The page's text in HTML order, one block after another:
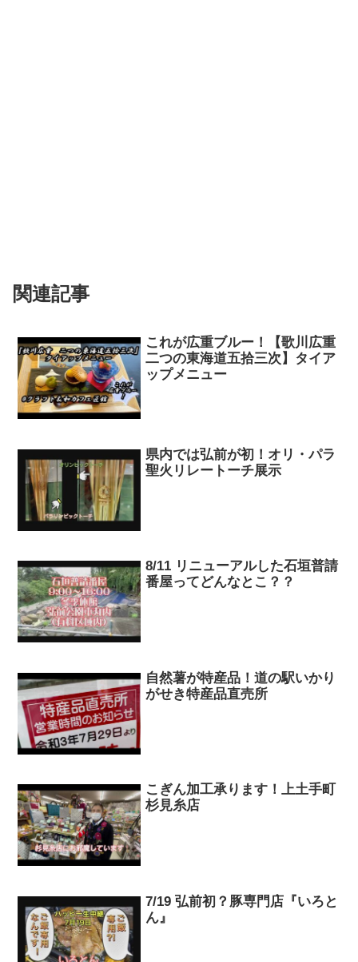
関連記事
これが広重ブルー！【歌川広重
二つの東海道五拾三次】タイア
ップメニュー
県内では弘前が初！オリ・パラ
聖火リレートーチ展示
8/11 リニューアルした石垣普請
番屋ってどんなとこ？？
自然薯が特産品！道の駅いかり
がせき特産品直売所
こぎん加工承ります！上土手町
杉見糸店
7/19 弘前初？豚専門店『いろと
ん』